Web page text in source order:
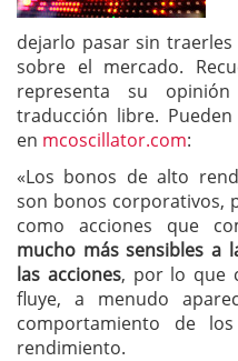
dejarlo pasar sin
sobre el mercado.
representa su
traducción libre.
en mcoscillator.com:
«Los bonos de alto
son bonos corporativos,
como acciones que
mucho más sensibles a
las acciones, por lo que
fluye, a menudo
comportamiento de
rendimiento.